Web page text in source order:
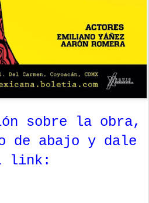
sobre la obra,
de abajo y dale
link: